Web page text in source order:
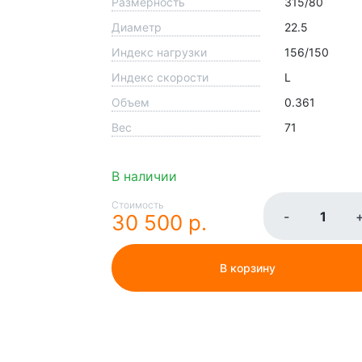
Диаметр
22.5
Индекс нагрузки
156/150
Индекс скорости
L
Объем
0.361
Вес
71
В наличии
Стоимость
30 500 р. -
В корзину